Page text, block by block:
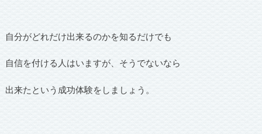
自分がどれだけ出来るのかを知るだけでも
自信を付ける人はいますが、そうでないなら
出来たという成功体験をしましょう。